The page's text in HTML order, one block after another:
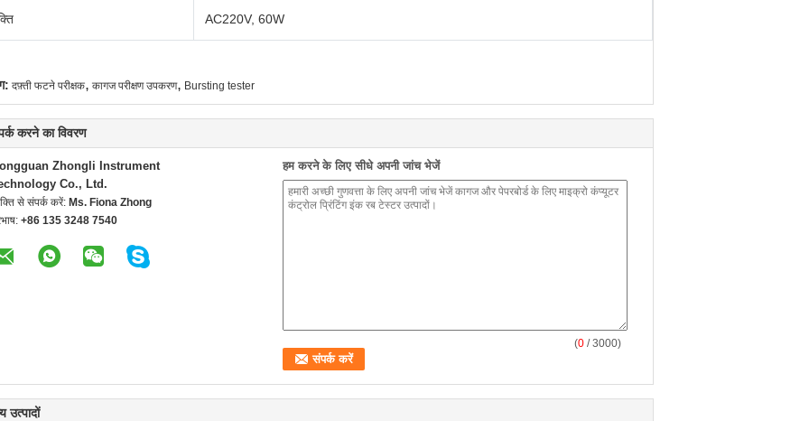
AC220V, 60W
दफ़्ती फटने परीक्षक, कागज परीक्षण उपकरण, Bursting tester
करने का विवरण
Zhongli Instrument
Co., Ltd.
से संपर्क करें: Ms. Fiona Zhong
+86 135 3248 7540
हम करने के लिए सीधे अपनी जांच भेजें
(0 / 3000)
उत्पादों